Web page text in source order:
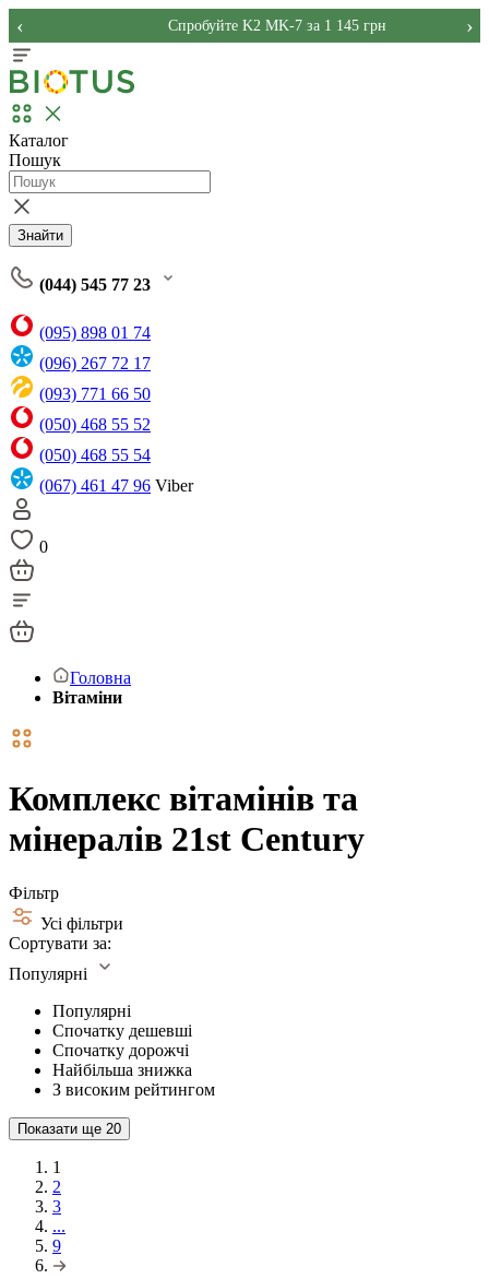
Спробуйте K2 MK-7 за 1 145 грн
‹ ›
Каталог
Пошук
Знайти
(044) 545 77 23
(095) 898 01 74
(096) 267 72 17
(093) 771 66 50
(050) 468 55 52
(050) 468 55 54
(067) 461 47 96 Viber
0
Головна
Вітаміни
Комплекс вітамінів та
мінералів 21st Century
Фільтр
Усі фільтри
Сортувати за:
Популярні
Популярні
Спочатку дешевші
Спочатку дорожчі
Найбільша знижка
З високим рейтингом
Показати ще 20
1
2
3
...
9